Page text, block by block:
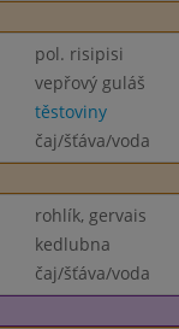
pol. risipisi
vepřový guláš
těstoviny
čaj/šťáva/voda
rohlík, gervais
kedlubna
čaj/šťáva/voda